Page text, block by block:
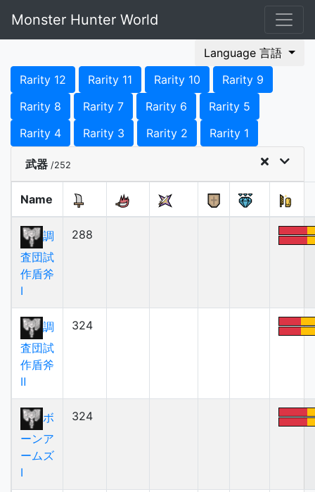
Monster Hunter World
Language 言語
Rarity 12
Rarity 11 Rarity 10
Rarity 9
Rarity 8
Rarity 7 Rarity 6
Rarity 5
Rarity 4
Rarity 3 Rarity 2 Rarity 1
武器 /252
Name
調
査団試
作盾斧
Ⅰ
288
調
査団試
作盾斧
Ⅱ
324
ボ
ーンア
ームズ
Ⅰ
324